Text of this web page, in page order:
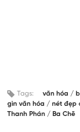
Tags: văn hóa
gìn văn hóa
nét đẹp
Thanh Phán
Ba Chẽ